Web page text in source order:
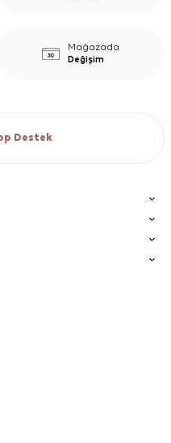
Mağazada
Değişim
Destek